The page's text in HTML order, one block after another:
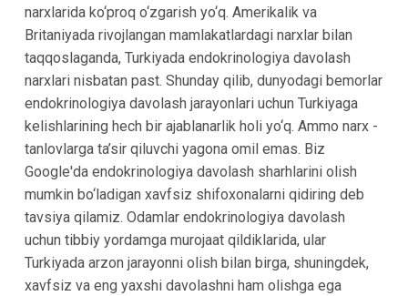
narxlarida ko‘proq o‘zgarish yo‘q. Amerikalik va
Britaniyada rivojlangan mamlakatlardagi narxlar bilan
taqqoslaganda, Turkiyada endokrinologiya davolash
narxlari nisbatan past. Shunday qilib, dunyodagi bemorlar
endokrinologiya davolash jarayonlari uchun Turkiyaga
kelishlarining hech bir ajablanarlik holi yo‘q. Ammo narx -
tanlovlarga ta’sir qiluvchi yagona omil emas. Biz
Google'da endokrinologiya davolash sharhlarini olish
mumkin bo‘ladigan xavfsiz shifoxonalarni qidiring deb
tavsiya qilamiz. Odamlar endokrinologiya davolash
uchun tibbiy yordamga murojaat qildiklarida, ular
Turkiyada arzon jarayonni olish bilan birga, shuningdek,
xavfsiz va eng yaxshi davolashni ham olishga ega